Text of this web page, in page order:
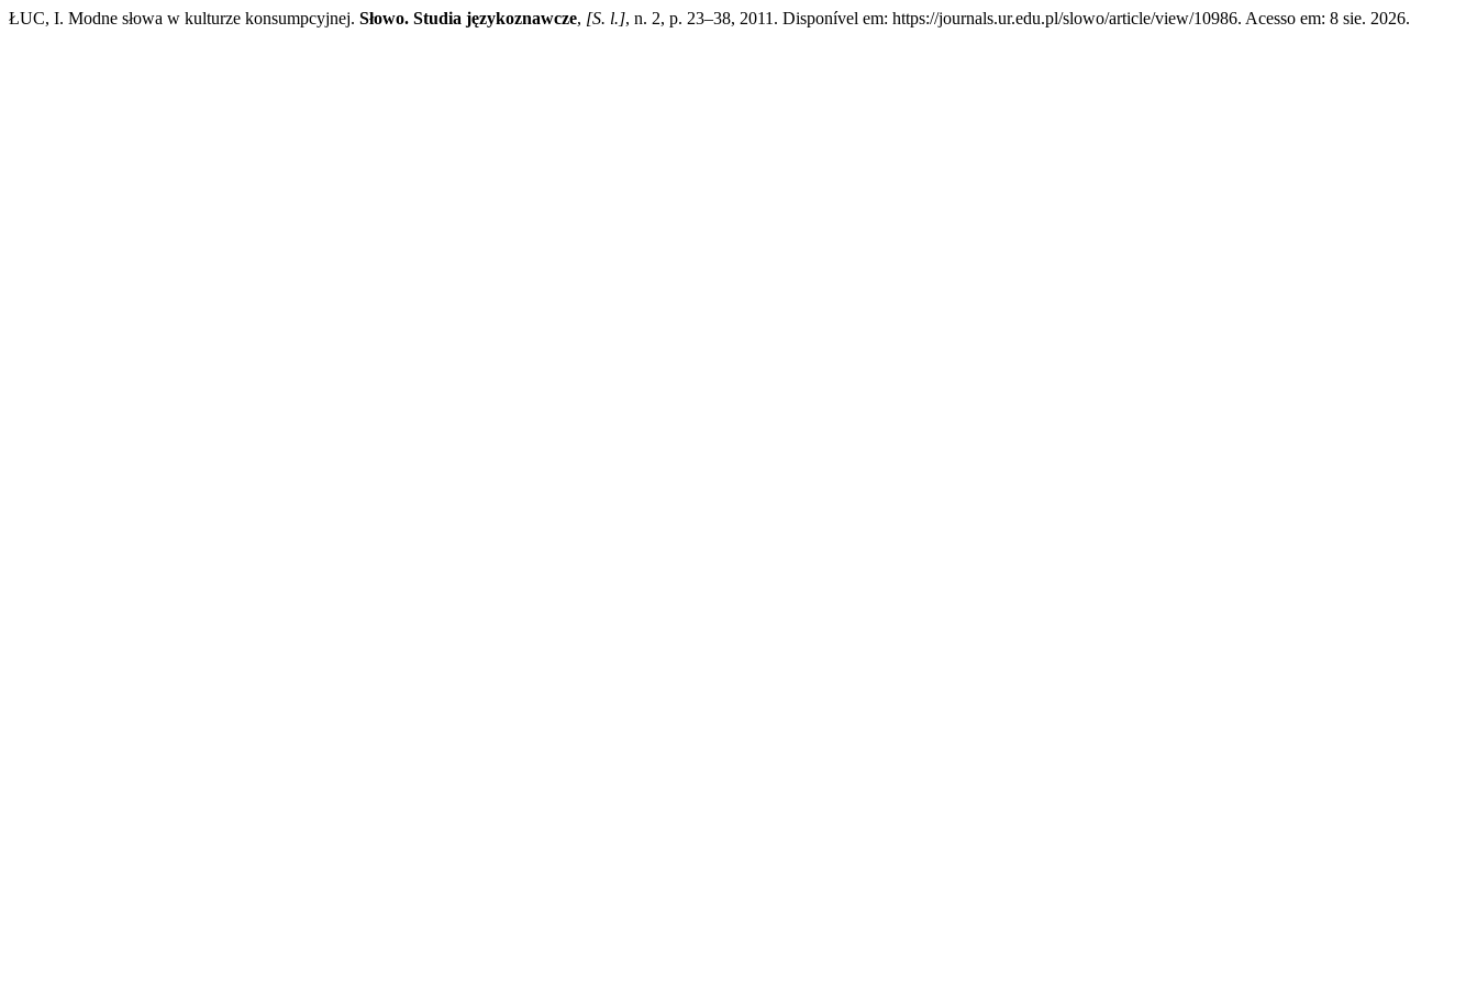
ŁUC, I. Modne słowa w kulturze konsumpcyjnej. Słowo. Studia językoznawcze, [S. l.], n. 2, p. 23–38, 2011. Disponível em: https://journals.ur.edu.pl/slowo/article/view/10986. Acesso em: 8 sie. 2026.